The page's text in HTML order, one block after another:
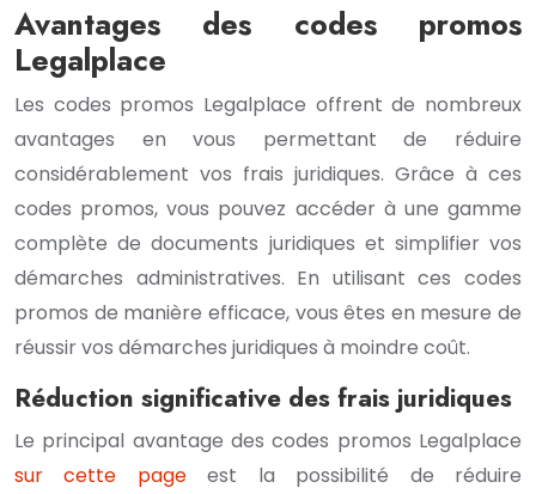
Avantages des codes promos
Legalplace
Les codes promos Legalplace offrent de nombreux
avantages en vous permettant de réduire
considérablement vos frais juridiques. Grâce à ces
codes promos, vous pouvez accéder à une gamme
complète de documents juridiques et simplifier vos
démarches administratives. En utilisant ces codes
promos de manière efficace, vous êtes en mesure de
réussir vos démarches juridiques à moindre coût.
Réduction significative des frais juridiques
Le principal avantage des codes promos Legalplace
sur cette pageest la possibilité de réduire